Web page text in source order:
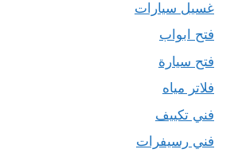
غسيل سيارات
فتح ابواب
فتح سيارة
فلاتر مياه
فني تكييف
فني رسيفرات